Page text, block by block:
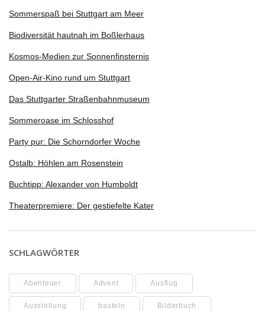
Sommerspaß bei Stuttgart am Meer
Biodiversität hautnah im Boßlerhaus
Kosmos-Medien zur Sonnenfinsternis
Open-Air-Kino rund um Stuttgart
Das Stuttgarter Straßenbahnmuseum
Sommeroase im Schlosshof
Party pur: Die Schorndorfer Woche
Ostalb: Höhlen am Rosenstein
Buchtipp: Alexander von Humboldt
Theaterpremiere: Der gestiefelte Kater
SCHLAGWÖRTER
Abenteuer Advent Ausflug
Ausstellung basteln Bilderbuch